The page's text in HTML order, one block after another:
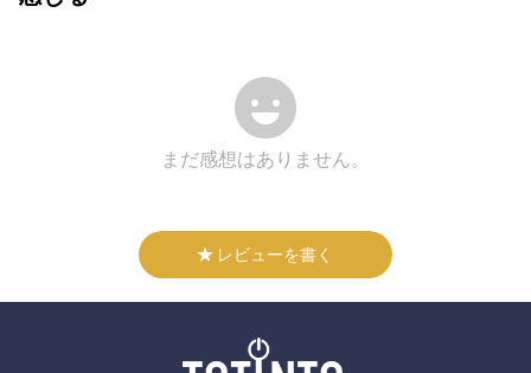
まだ感想はありません。
レビューを書く